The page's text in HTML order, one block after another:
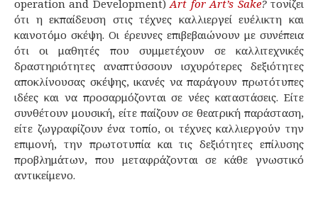
operation and Development)Art for Art’s Sake?τονίζει
ότι η εκπαίδευση στις τέχνες καλλιεργεί ευέλικτη και
καινοτόμο σκέψη. Οι έρευνες επιβεβαιώνουν με συνέπεια
ότι οι μαθητές που συμμετέχουν σε καλλιτεχνικές
δραστηριότητες αναπτύσσουν ισχυρότερες δεξιότητες
αποκλίνουσας σκέψης, ικανές να παράγουν πρωτότυπες
ιδέες και να προσαρμόζονται σε νέες καταστάσεις. Είτε
συνθέτουν μουσική, είτε παίζουν σε θεατρική παράσταση,
είτε ζωγραφίζουν ένα τοπίο, οι τέχνες καλλιεργούν την
επιμονή, την πρωτοτυπία και τις δεξιότητες επίλυσης
προβλημάτων, που μεταφράζονται σε κάθε γνωστικό
αντικείμενο.